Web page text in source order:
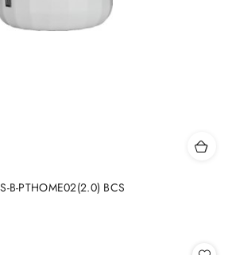
B-PTHOME02(2.0) BCS